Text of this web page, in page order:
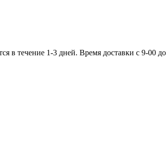
в течение 1-3 дней. Время доставки с 9-00